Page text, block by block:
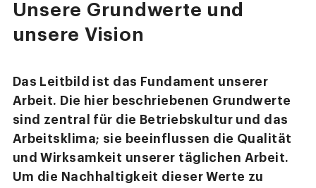
Unsere Grundwerte und
unsere Vision
Das Leitbild ist das Fundament unserer
Arbeit. Die hier beschriebenen Grundwerte
sind zentral für die Betriebskultur und das
Arbeitsklima; sie beeinflussen die Qualität
und Wirksamkeit unserer täglichen Arbeit.
Um die Nachhaltigkeit dieser Werte zu